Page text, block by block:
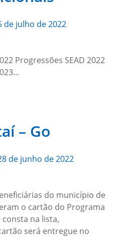
de julho de 2022
Progressões SEAD 2022
– Go
de junho de 2022
do município de
o cartão do Programa
consta na lista,
será entregue no